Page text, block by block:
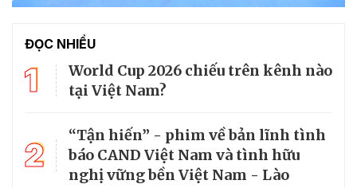
ĐỌC NHIỀU
1
World Cup 2026 chiếu trên kênh nào
tại Việt Nam?
2
“Tận hiến” - phim về bản lĩnh tình
báo CAND Việt Nam và tình hữu
nghị vững bền Việt Nam - Lào